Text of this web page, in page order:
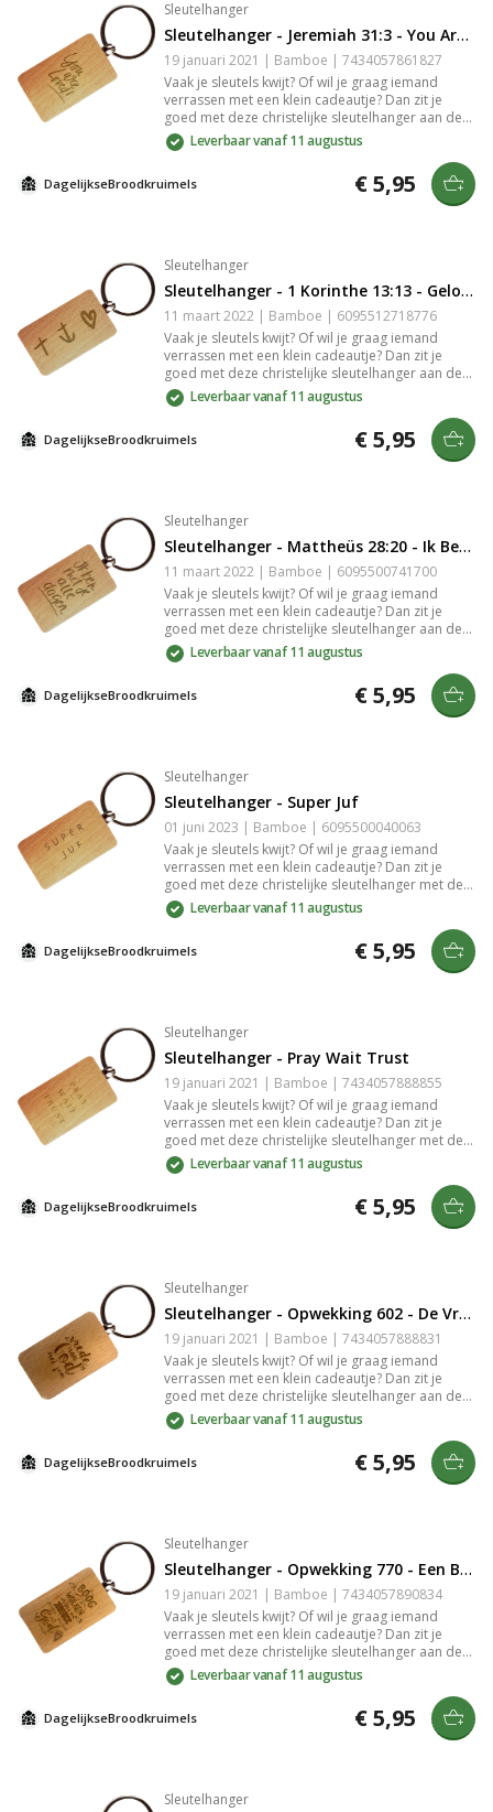
Sleutelhanger
Sleutelhanger - Jeremiah 31:3 - You Are Loved
19 januari 2021 | Bamboe | 7434057861827
Vaak je sleutels kwijt? Of wil je graag iemand
verrassen met een klein cadeautje? Dan zit je
goed met deze christelijke sleutelhanger aan de
hand van Jeremia 31:3 met de tekst: "You are
loved!". De sleutelhanger is gemaakt van
bamboe. De gravure in het bamboe is slijtvast en
zeer gedetailleerd.
Leverbaar vanaf 11 augustus
DagelijkseBroodkruimels € 5,95
Sleutelhanger
Sleutelhanger - 1 Korinthe 13:13 - Geloof Hoop Liefde
11 maart 2022 | Bamboe | 6095512718776
Vaak je sleutels kwijt? Of wil je graag iemand
verrassen met een klein cadeautje? Dan zit je
goed met deze christelijke sleutelhanger aan de
hand van 1 Korinthe 13:13 . De sleutelhanger is
gemaakt van bamboe. De gravure in het bamboe
Leverbaar vanaf 11 augustus
DagelijkseBroodkruimels € 5,95
Sleutelhanger
Sleutelhanger - Mattheüs 28:20 - Ik Ben met Je Alle Dagen
11 maart 2022 | Bamboe | 6095500741700
Vaak je sleutels kwijt? Of wil je graag iemand
verrassen met een klein cadeautje? Dan zit je
goed met deze christelijke sleutelhanger aan de
hand van Mattheüs 28:20 met de tekst: "Ik ben
met je alle dagen.". De sleutelhanger is gemaakt
slijtvast en zeer gedetailleerd.
Leverbaar vanaf 11 augustus
DagelijkseBroodkruimels € 5,95
Sleutelhanger
Sleutelhanger - Super Juf
01 juni 2023 | Bamboe | 6095500040063
Vaak je sleutels kwijt? Of wil je graag iemand
verrassen met een klein cadeautje? Dan zit je
goed met deze christelijke sleutelhanger met de
tekst: "Super juf". De sleutelhanger is gemaakt van
bamboe. De gravure in het bamboe is slijtvast en
Leverbaar vanaf 11 augustus
DagelijkseBroodkruimels € 5,95
Sleutelhanger
Sleutelhanger - Pray Wait Trust
19 januari 2021 | Bamboe | 7434057888855
Vaak je sleutels kwijt? Of wil je graag iemand
verrassen met een klein cadeautje? Dan zit je
goed met deze christelijke sleutelhanger met de
tekst: "Pray Wait Trust ". De sleutelhanger is
gemaakt van bamboe. De gravure in het bamboe
Leverbaar vanaf 11 augustus
DagelijkseBroodkruimels € 5,95
Sleutelhanger
Sleutelhanger - Opwekking 602 - De Vrede van God Zij met Jou
19 januari 2021 | Bamboe | 7434057888831
Vaak je sleutels kwijt? Of wil je graag iemand
verrassen met een klein cadeautje? Dan zit je
goed met deze christelijke sleutelhanger aan de
hand van Opwekking 602 met de tekst: "De Vrede
van God Zij met Jou.". De sleutelhanger is
gemaakt van bamboe. De gravure in het bamboe
is slijtvast en zeer gedetailleerd.
Leverbaar vanaf 11 augustus
DagelijkseBroodkruimels € 5,95
Sleutelhanger
Sleutelhanger - Opwekking 770 - Een Boog in de Wolken
19 januari 2021 | Bamboe | 7434057890834
Vaak je sleutels kwijt? Of wil je graag iemand
verrassen met een klein cadeautje? Dan zit je
goed met deze christelijke sleutelhanger aan de
hand van Opwekking 770 met de tekst: "Een boog
in de wolken als teken van trouw, staat boven mijn
leven, zegt: Ik ben bij jou!". De sleutelhanger is
gemaakt van bamboe. De gravure in het bamboe
Leverbaar vanaf 11 augustus
DagelijkseBroodkruimels € 5,95
Sleutelhanger